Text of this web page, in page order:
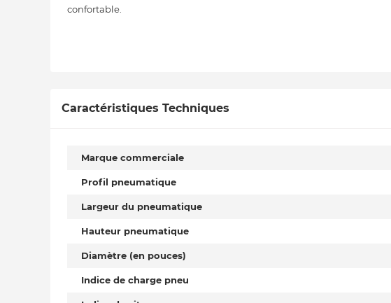
confortable.
Caractéristiques Techniques
Marque commerciale
Profil pneumatique
Largeur du pneumatique
Hauteur pneumatique
Diamètre (en pouces)
Indice de charge pneu